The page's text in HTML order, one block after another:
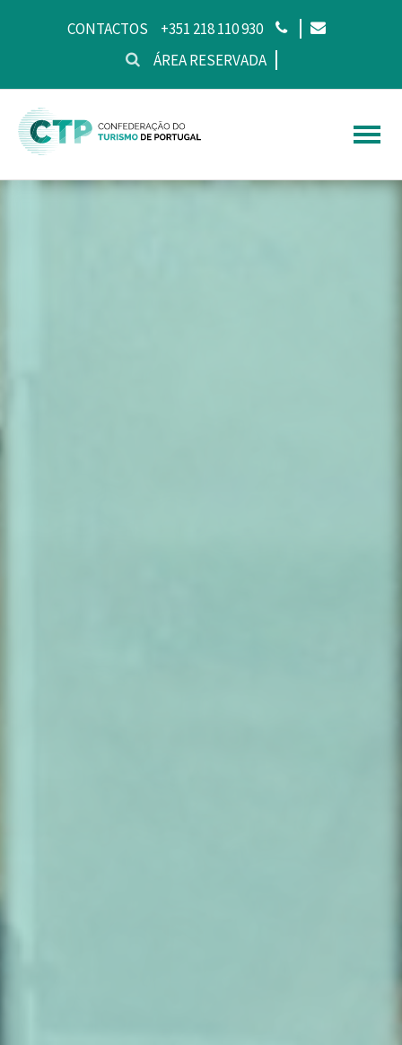
CONTACTOS
+351 218 110 930
ÁREA RESERVADA